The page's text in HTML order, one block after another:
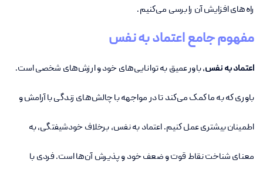
راه‌های افزایش آن را برسی می‌کنیم.
مفهوم جامع اعتماد به نفس
اعتماد به نفس، باور عمیق به توانایی‌های خود و ارزش‌های شخصی است.
باوری که به ما کمک می‌کند تا در مواجهه با چالش‌های زندگی با آرامش و
اطمینان بیشتری عمل کنیم. اعتماد به نفس، برخلاف خودشیفتگی، به
معنای شناخت نقاط قوت و ضعف خود و پذیرش آن‌ها است. فردی با